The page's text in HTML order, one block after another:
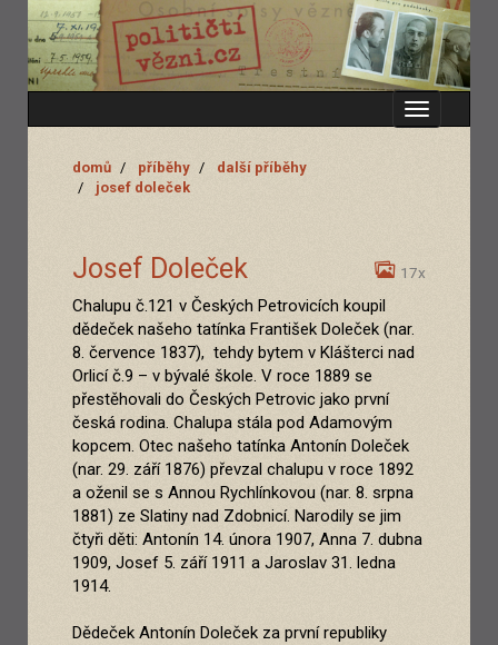
Zobrazit
domů příběhy
další příběhy
josef doleček
Josef Doleček 17x
Chalupu č.121 v Českých Petrovicích koupil
dědeček našeho tatínka František Doleček (nar.
8. července 1837), tehdy bytem v Klášterci nad
Orlicí č.9 – v bývalé škole. V roce 1889 se
přestěhovali do Českých Petrovic jako první
česká rodina. Chalupa stála pod Adamovým
kopcem. Otec našeho tatínka Antonín Doleček
(nar. 29. září 1876) převzal chalupu v roce 1892
a oženil se s Annou Rychlínkovou (nar. 8. srpna
1881) ze Slatiny nad Zdobnicí. Narodily se jim
čtyři děti: Antonín 14. února 1907, Anna 7. dubna
1909, Josef 5. září 1911 a Jaroslav 31. ledna
1914.
Dědeček Antonín Doleček za první republiky